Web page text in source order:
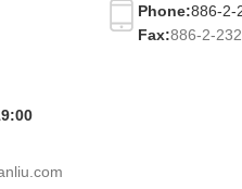
Phone:886-2-
Fax:886-2-